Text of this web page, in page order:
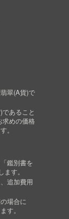
翠(A貨)で
あること
求めの価格
。
鑑別書を
す。
追加費用
場合に
す。